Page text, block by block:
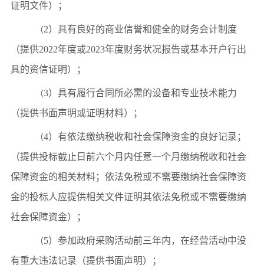
证明文件）；
（2）具有良好的商业信誉和健全的财务会计制度
（提供2022年度或2023年度财务状况报告或基本开户行出
具的资信证明）；
（3）具有履行合同所必需的设备和专业技术能力
（提供书面声明或证明材料）；
（4）有依法缴纳税收和社会保障资金的良好记录；
（提供投标截止日前六个月内任意一个月缴纳税收和社会
保障资金的相关材料；依法免税或不需要缴纳社会保障资
金的投标人应提供相关文件证明其依法免税或不需要缴纳
社会保障资金）；
（5）参加政府采购活动前三年内，在经营活动中没
有重大违法记录（提供书面声明）；